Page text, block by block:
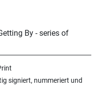
By - series of
signiert, nummeriert und